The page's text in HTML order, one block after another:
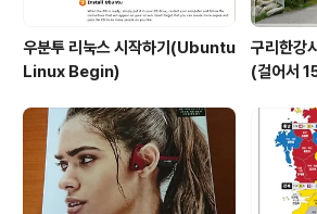
우분투 리눅스 시작하기(Ubuntu
Linux Begin)
구리한강
(걸어서